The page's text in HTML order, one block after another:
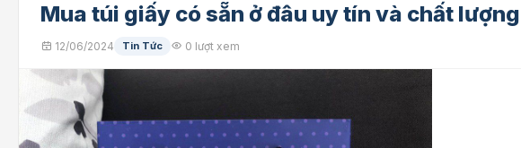
Mua túi giấy có sẵn ở đâu uy tín và chất
12/06/2024 Tin Tức 0 lượt xem